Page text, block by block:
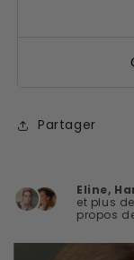
Partager
Eline,
et plus
propos